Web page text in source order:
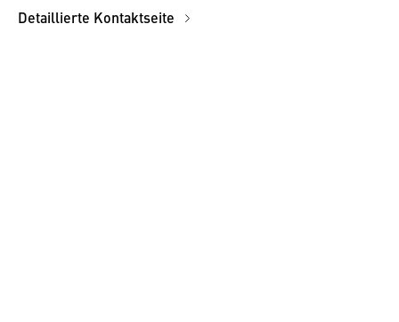
Detaillierte Kontaktseite